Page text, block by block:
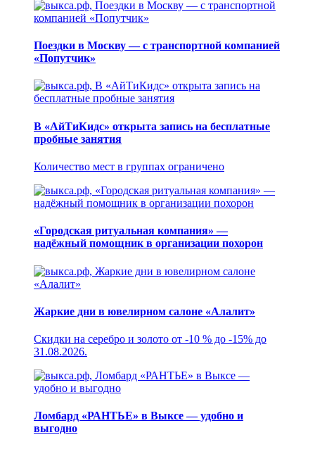
Поездки в Москву — с транспортной компанией
«Попутчик»
В «АйТиКидс» открыта запись на бесплатные
пробные занятия
Количество мест в группах ограничено
«Городская ритуальная компания» —
надёжный помощник в организации похорон
Жаркие дни в ювелирном салоне «Алалит»
Скидки на серебро и золото от -10 % до -15% до
31.08.2026.
Ломбард «РАНТЬЕ» в Выксе — удобно и
выгодно